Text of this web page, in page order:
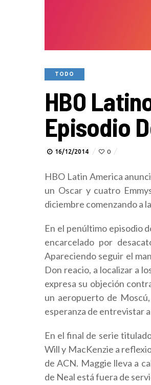
TODO
HBO
Episodio
16/12/2014 0
HBO Latin America
un Oscary cuatro
diciembre comenzando a
En el penúltimo episodio
encarcelado por
Apareciendo seguir el
Don reacio, a localizar a
expresa su objeción
un aeropuerto de
esperanza de entrevistar
En el final de serie
Will y MacKenzie a
de ACN. Maggie lleva a
de Neal está fuera de